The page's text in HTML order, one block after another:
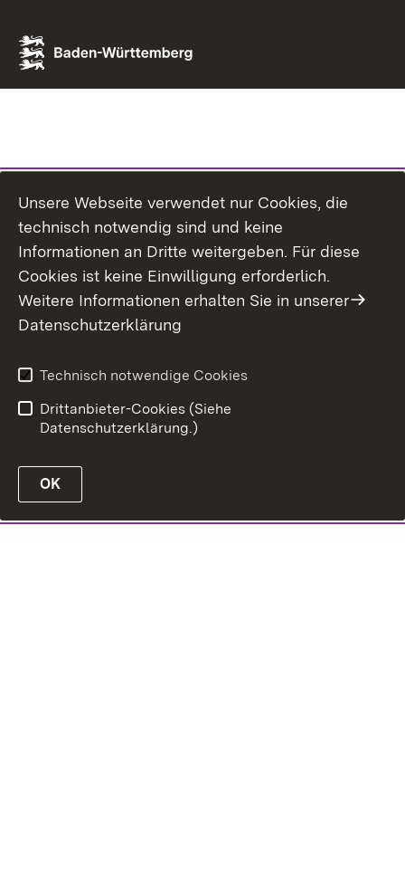
Unsere Webseite verwendet nur Cookies, die
technisch notwendig sind und keine
Informationen an Dritte weitergeben. Für diese
Cookies ist keine Einwilligung erforderlich.
Weitere Informationen erhalten Sie in unserer
Datenschutzerklärung
Technisch notwendige Cookies
Drittanbieter-Cookies (Siehe
Datenschutzerklärung.)
OK